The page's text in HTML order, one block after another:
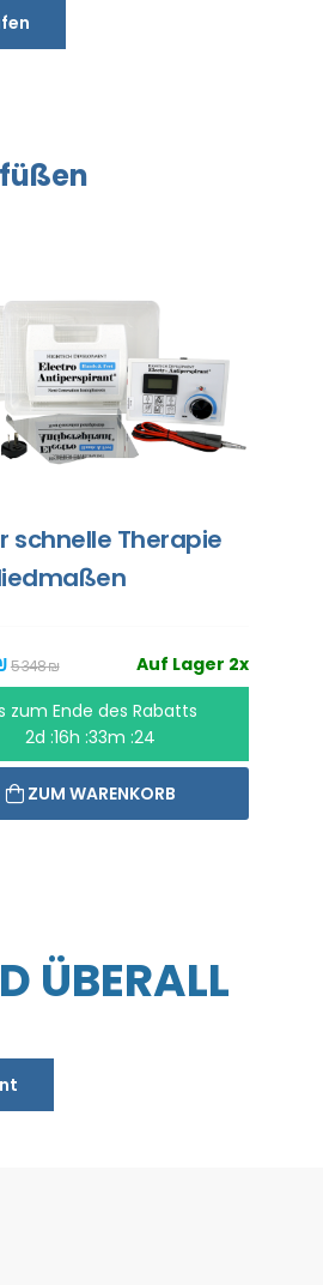
schnelle Therapie
Auf Lager 2x
5 348 ₪
zum Ende des Rabatts
2d :16h :33m :23
ZUM WARENKORB
ÜBERALL